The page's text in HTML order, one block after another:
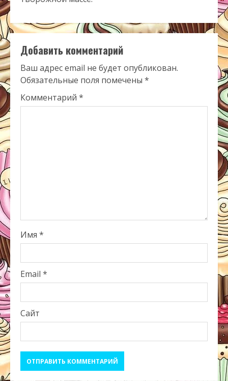
Добавить комментарий
Ваш адрес email не будет опубликован.
Обязательные поля помечены *
Комментарий *
Имя *
Email *
Сайт